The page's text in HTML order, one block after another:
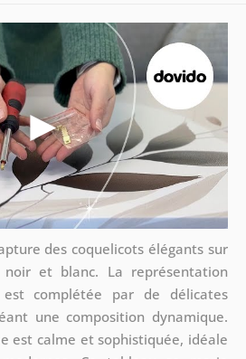
des coquelicots élégants sur
et blanc. La représentation
complétée par de délicates
une composition dynamique.
est calme et sophistiquée, idéale